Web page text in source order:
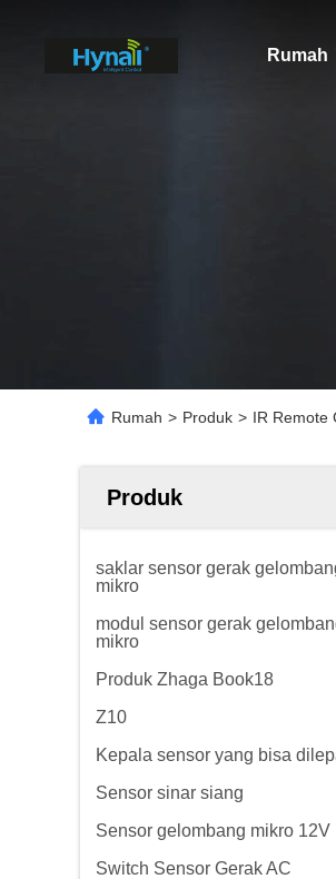
Rumah
Rumah > Produk > IR Remote
Produk
saklar sensor gerak
mikro
modul sensor gerak
mikro
Produk Zhaga Book18
Z10
Kepala sensor yang bisa
Sensor sinar siang
Sensor gelombang mikro 12V
Switch Sensor Gerak AC